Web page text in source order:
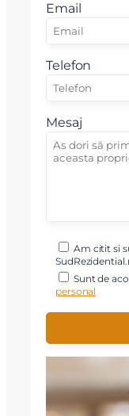
Email
Telefon
Mesaj
Am citit si
Sunt de
personal